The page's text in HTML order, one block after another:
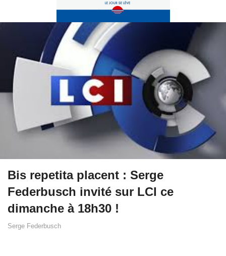
Bis repetita placent : Serge
Federbusch invité sur LCI ce
dimanche à 18h30 !
Serge Federbusch